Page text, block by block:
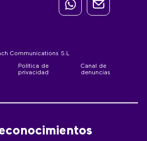
Communications S.L
Política de
privacidad
Canal de
denuncias